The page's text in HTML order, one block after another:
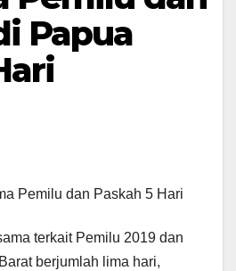
Papua
terkait Pemilu 2019 dan
berjumlah lima hari,